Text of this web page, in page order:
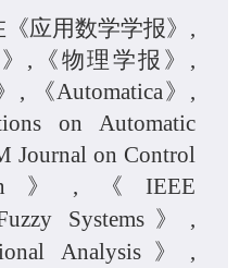
应用数学学报》,
,《物理学报》,
, 《Automatica》,
on Automatic
Journal on Control
》,《IEEE
Systems》,
Analysis》,